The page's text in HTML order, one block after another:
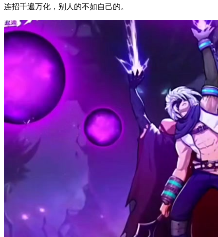
连招千遍万化，别人的不如自己的。